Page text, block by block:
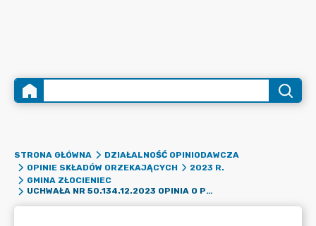
STRONA GŁÓWNA
DZIAŁALNOŚĆ OPINIODAWCZA
OPINIE SKŁADÓW ORZEKAJĄCYCH
2023 R.
GMINA ZŁOCIENIEC
UCHWAŁA NR 50.134.12.2023 OPINIA O PROJEKCIE UCHWAŁY W SPRAWIE WIELOLETNIEJ PROGNOZY FINANSOWEJ